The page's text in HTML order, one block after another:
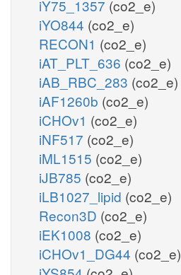
iY75_1357 (co2_e)
iYO844 (co2_e)
RECON1 (co2_e)
iAT_PLT_636 (co2_e)
iAB_RBC_283 (co2_e)
iAF1260b (co2_e)
iCHOv1 (co2_e)
iNF517 (co2_e)
iML1515 (co2_e)
iJB785 (co2_e)
iLB1027_lipid (co2_e)
Recon3D (co2_e)
iEK1008 (co2_e)
iCHOv1_DG44 (co2_e)